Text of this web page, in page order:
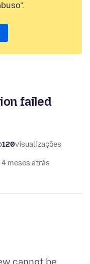
failed
120visualizações
meses atrás